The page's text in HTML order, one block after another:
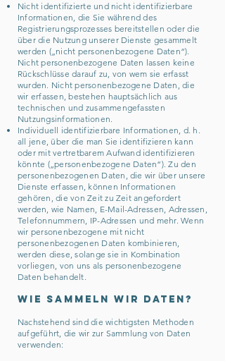
Nicht identifizierte und nicht identifizierbare
Informationen, die Sie während des
Registrierungsprozesses bereitstellen oder die
über die Nutzung unserer Dienste gesammelt
werden („nicht personenbezogene Daten“).
Nicht personenbezogene Daten lassen keine
Rückschlüsse darauf zu, von wem sie erfasst
wurden. Nicht personenbezogene Daten, die
wir erfassen, bestehen hauptsächlich aus
technischen und zusammengefassten
Nutzungsinformationen.
Individuell identifizierbare Informationen, d. h.
all jene, über die man Sie identifizieren kann
oder mit vertretbarem Aufwand identifizieren
könnte („personenbezogene Daten“). Zu den
personenbezogenen Daten, die wir über unsere
Dienste erfassen, können Informationen
gehören, die von Zeit zu Zeit angefordert
werden, wie Namen, E-Mail-Adressen, Adressen,
Telefonnummern, IP-Adressen und mehr. Wenn
wir personenbezogene mit nicht
personenbezogenen Daten kombinieren,
werden diese, solange sie in Kombination
vorliegen, von uns als personenbezogene
Daten behandelt.
Wie sammeln wir Daten?
Nachstehend sind die wichtigsten Methoden
aufgeführt, die wir zur Sammlung von Daten
verwenden: